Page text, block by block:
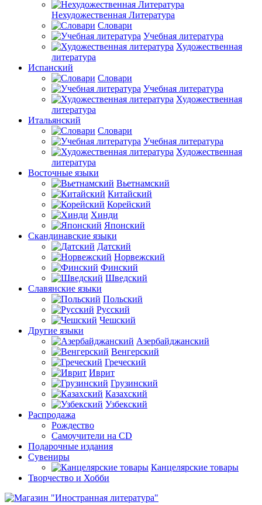
Нехудожественная Литература
Словари
Учебная литература
Художественная
литература
Испанский
Словари
Учебная литература
Художественная
литература
Итальянский
Словари
Учебная литература
Художественная
литература
Восточные языки
Вьетнамский
Китайский
Корейский
Хинди
Японский
Скандинавские языки
Датский
Норвежский
Финский
Шведский
Славянские языки
Польский
Русский
Чешский
Другие языки
Азербайджанский
Венгерский
Греческий
Иврит
Грузинский
Казахский
Узбекский
Распродажа
Рождество
Самоучители на CD
Подарочные издания
Сувениры
Канцелярские товары
Творчество и Хобби